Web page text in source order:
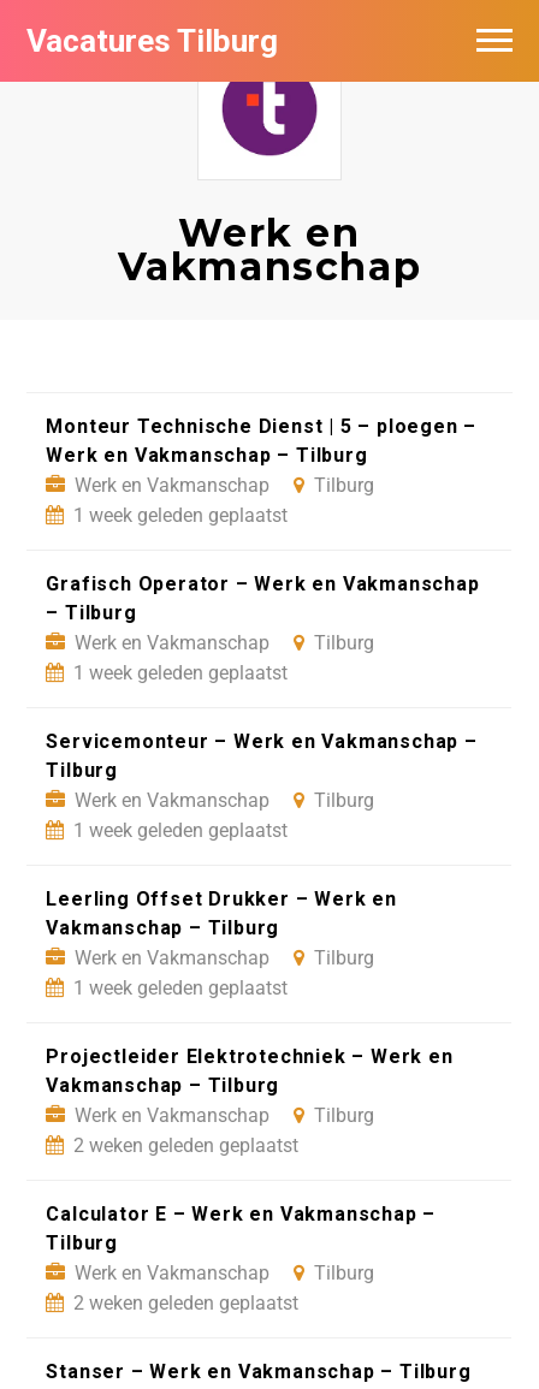
Vacatures Tilburg
Werk en
Vakmanschap
Monteur Technische Dienst | 5 – ploegen –
Werk en Vakmanschap – Tilburg
Werk en Vakmanschap
Tilburg
1 week geleden geplaatst
Grafisch Operator – Werk en Vakmanschap
– Tilburg
Werk en Vakmanschap
Tilburg
1 week geleden geplaatst
Servicemonteur – Werk en Vakmanschap –
Tilburg
Werk en Vakmanschap
Tilburg
1 week geleden geplaatst
Leerling Offset Drukker – Werk en
Vakmanschap – Tilburg
Werk en Vakmanschap
Tilburg
1 week geleden geplaatst
Projectleider Elektrotechniek – Werk en
Vakmanschap – Tilburg
Werk en Vakmanschap
Tilburg
2 weken geleden geplaatst
Calculator E – Werk en Vakmanschap –
Tilburg
Werk en Vakmanschap
Tilburg
2 weken geleden geplaatst
Stanser – Werk en Vakmanschap – Tilburg
Vacatures per bedrijf
De populairste vacatures in Tilburg